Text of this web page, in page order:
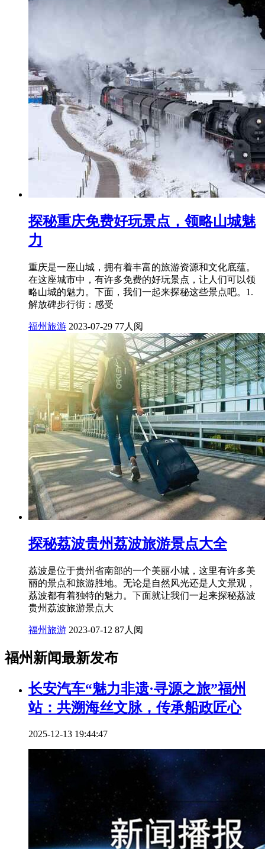
探秘重庆免费好玩景点，领略山城魅
力
重庆是一座山城，拥有着丰富的旅游资源和文化底蕴。
在这座城市中，有许多免费的好玩景点，让人们可以领
略山城的魅力。下面，我们一起来探秘这些景点吧。1.
解放碑步行街：感受
福州旅游 2023-07-29 77人阅
探秘荔波贵州荔波旅游景点大全
荔波是位于贵州省南部的一个美丽小城，这里有许多美
丽的景点和旅游胜地。无论是自然风光还是人文景观，
荔波都有着独特的魅力。下面就让我们一起来探秘荔波
贵州荔波旅游景点大
福州旅游 2023-07-12 87人阅
福州新闻最新发布
长安汽车“魅力非遗·寻源之旅”福州
站：共溯海丝文脉，传承船政匠心
2025-12-13 19:44:47